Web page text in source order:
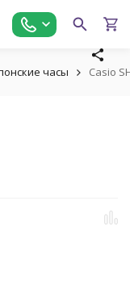
часы Casio